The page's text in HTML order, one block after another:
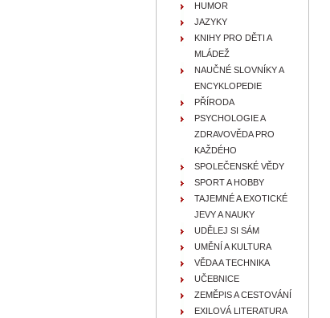
HUMOR
JAZYKY
KNIHY PRO DĚTI A
MLÁDEŽ
NAUČNÉ SLOVNÍKY A
ENCYKLOPEDIE
PŘÍRODA
PSYCHOLOGIE A
ZDRAVOVĚDA PRO
KAŽDÉHO
SPOLEČENSKÉ VĚDY
SPORT A HOBBY
TAJEMNÉ A EXOTICKÉ
JEVY A NAUKY
UDĚLEJ SI SÁM
UMĚNÍ A KULTURA
VĚDA A TECHNIKA
UČEBNICE
ZEMĚPIS A CESTOVÁNÍ
EXILOVÁ LITERATURA